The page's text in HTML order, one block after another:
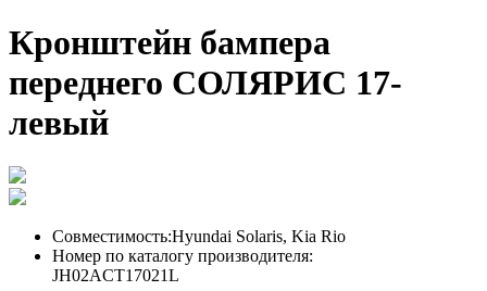
Кронштейн бампера
переднего СОЛЯРИС 17-
левый
Совместимость:Hyundai Solaris, Kia Rio
Номер по каталогу производителя:
JH02ACT17021L